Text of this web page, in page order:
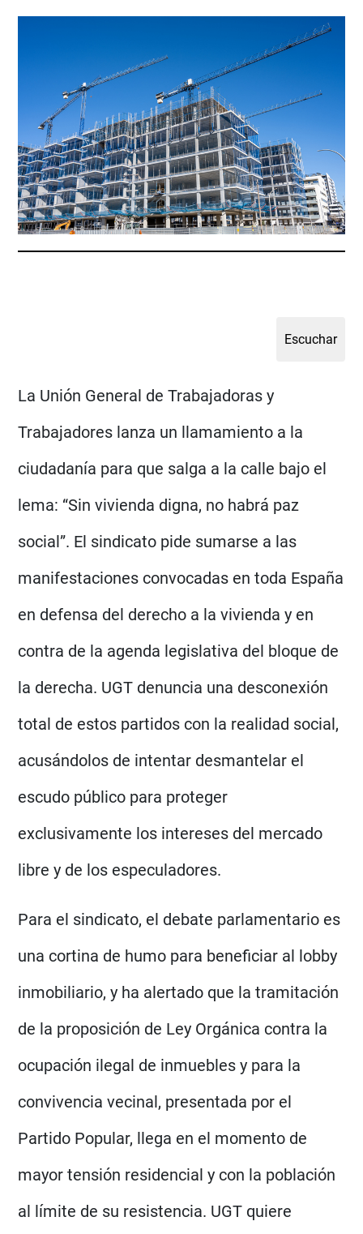
La Unión General de Trabajadoras y
Trabajadores lanza un llamamiento a la
ciudadanía para que salga a la calle bajo el
lema: “Sin vivienda digna, no habrá paz
social”. El sindicato pide sumarse a las
manifestaciones convocadas en toda España
en defensa del derecho a la vivienda y en
contra de la agenda legislativa del bloque de
la derecha. UGT denuncia una desconexión
total de estos partidos con la realidad social,
acusándolos de intentar desmantelar el
escudo público para proteger
exclusivamente los intereses del mercado
libre y de los especuladores.
Para el sindicato, el debate parlamentario es
una cortina de humo para beneficiar al lobby
inmobiliario, y ha alertado que la tramitación
de la proposición de Ley Orgánica contra la
ocupación ilegal de inmuebles y para la
convivencia vecinal, presentada por el
Partido Popular, llega en el momento de
mayor tensión residencial y con la población
al límite de su resistencia. UGT quiere